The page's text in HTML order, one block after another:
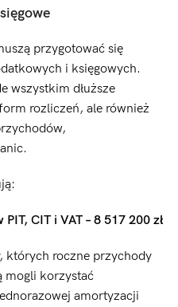
przygotować się
i księgowych.
wszystkim dłuższe
rozliczeń, ale również
CIT i VAT – 8 517 200 zł
których roczne przychody
mogli korzystać
amortyzacji